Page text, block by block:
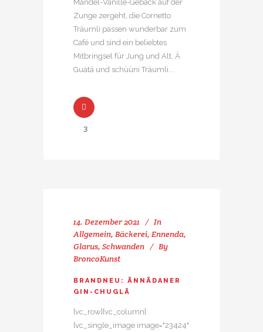
Mandel-Vanille-Gebäck auf der
Zunge zergeht, die Cornetto
Träumli passen wunderbar zum
Café und sind ein beliebtes
Mitbringsel für Jung und Alt. Ä
Guätä und schüüni Träumli...
3
14. Dezember 2021
In
Allgemein, Bäckerei, Ennenda,
Glarus, Schwanden
By
BroncoKunst
BRANDNEU: ÄNNÄDANER
GIN-CHUGLÄ
[vc_row][vc_column]
[vc_single_image image="23424"